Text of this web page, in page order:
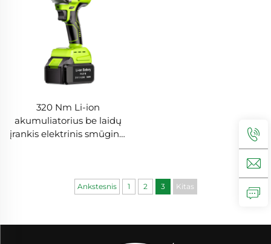
320 Nm Li-ion
akumuliatorius be laidų
įrankis elektrinis smūginis
produktasAnkstesnis 1 2 3 Kitas